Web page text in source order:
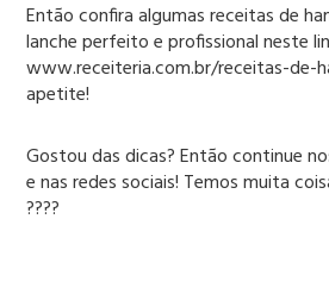
Então confira algumas receitas de
lanche perfeito e profissional neste
www.receiteria.com.br/receitas-de-
apetite!
Gostou das dicas? Então continue
e nas redes sociais! Temos muita
????